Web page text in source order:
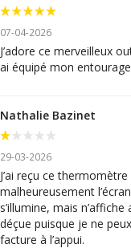
07-04-2026
J’adore ce merveilleux
ai équipé mon
Nathalie Bazinet
29-03-2026
J’ai reçu ce
malheureusement
s’illumine, mais
déçue puisque je ne
facture à l’appui.